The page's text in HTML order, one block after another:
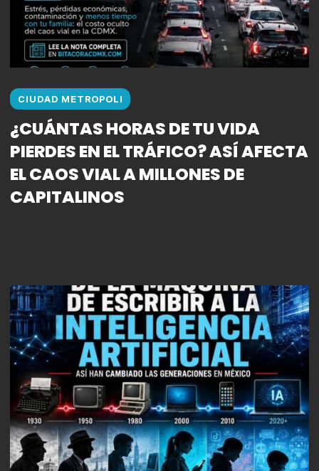
CIUDAD METROPOLI
¿CUÁNTAS HORAS DE TU VIDA
PIERDES EN EL TRÁFICO? ASÍ AFECTA
EL CAOS VIAL A MILLONES DE
CAPITALINOS